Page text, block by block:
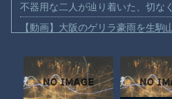
不器用な二人が辿り着いた、切な
【動画】大阪のゲリラ豪雨を生
【動画】ゴルフ中の嵐を撮影し
【画像】地球上で最も珍しい茶色